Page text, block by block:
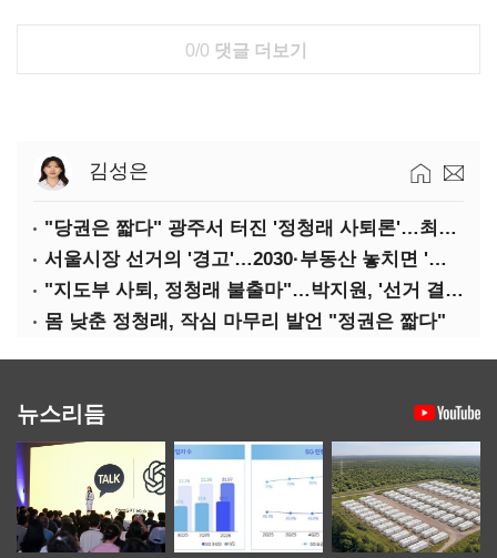
0/0 댓글 더보기
김성은
"당권은 짧다" 광주서 터진 '정청래 사퇴론'…최고위 '아수라장'
서울시장 선거의 '경고'…2030·부동산 놓치면 '총선도 대선도' 패배
"지도부 사퇴, 정청래 불출마"…박지원, '선거 결과 책임' 강조
몸 낮춘 정청래, 작심 마무리 발언 "정권은 짧다"
뉴스리듬